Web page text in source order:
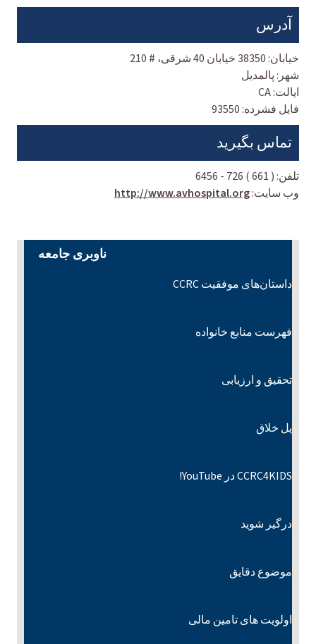
آدرس
خیابان: 38350 خیابان 40 شرقی، # 210
شهر:پالمدیل
ایالت:CA
فایل فشرده: 93550
تماس بگیرید
تلفن: ( 661 ) 726 - 6456
وب سایت:http://www.avhospital.org
ناوبری جامعه
داستان‌های موفقیت CCRC
فهرست منابع خانواده
تحقیق و ارزیابی
پل خلاق
CCRC4KIDS در YouTube!
درگیر شوید
موضوع دقایق
اولویت های تامین مالی